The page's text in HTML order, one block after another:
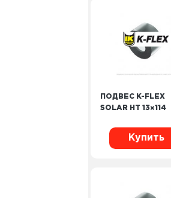
ПОДВЕС K-FLEX
SOLAR HT 13×114
Купить